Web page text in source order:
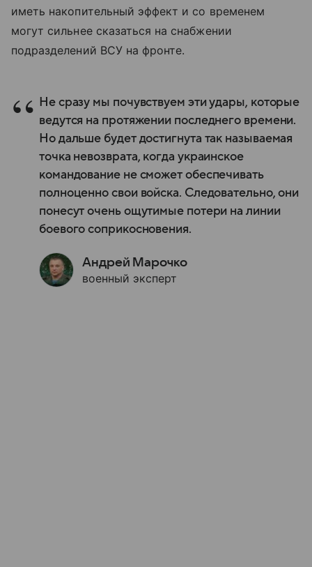
иметь накопительный эффект и со временем
могут сильнее сказаться на снабжении
подразделений ВСУ на фронте.
Не сразу мы почувствуем эти удары, которые
ведутся на протяжении последнего времени.
Но дальше будет достигнута так называемая
точка невозврата, когда украинское
командование не сможет обеспечивать
полноценно свои войска. Следовательно, они
понесут очень ощутимые потери на линии
боевого соприкосновения.
Андрей Марочко
военный эксперт